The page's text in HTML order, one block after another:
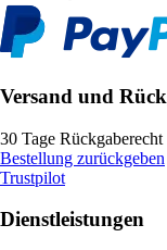
Versand und
30 Tage Rückgaberecht
Bestellung zurückgeben
Trustpilot
Dienstleistungen